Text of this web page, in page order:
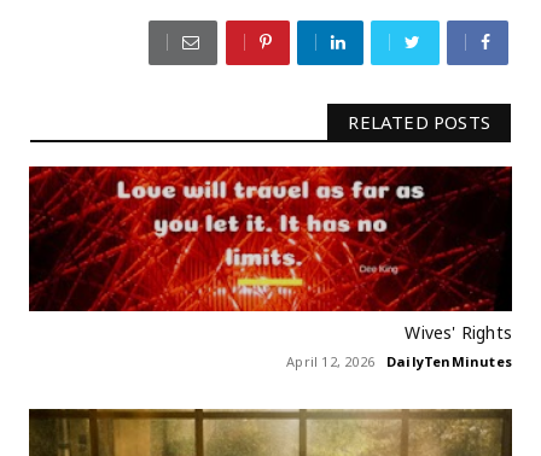
RELATED POSTS
Wives' Rights
DailyTenMinutes
April 12, 2026